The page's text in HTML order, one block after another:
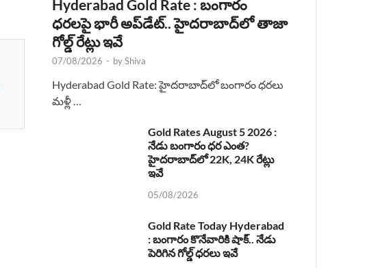
Hyderabad Gold Rate : బంగారం
ధరలపై భారీ అప్‌డేట్.. హైదరాబాద్‌లో తాజా
గోల్డ్ రేట్లు ఇవే
07/08/2026 - byShiva
Hyderabad Gold Rate: హైదరాబాద్‌లో బంగారం ధరలు
మళ్లీ …
Gold Rates August 5 2026 :
నేడు బంగారం ధర ఎంత?
హైదరాబాద్‌లో 22K, 24K రేట్లు
ఇవే
05/08/2026
Gold Rate Today Hyderabad
: బంగారం కొనేవారికి షాక్.. నేడు
పెరిగిన గోల్డ్ ధరలు ఇవే